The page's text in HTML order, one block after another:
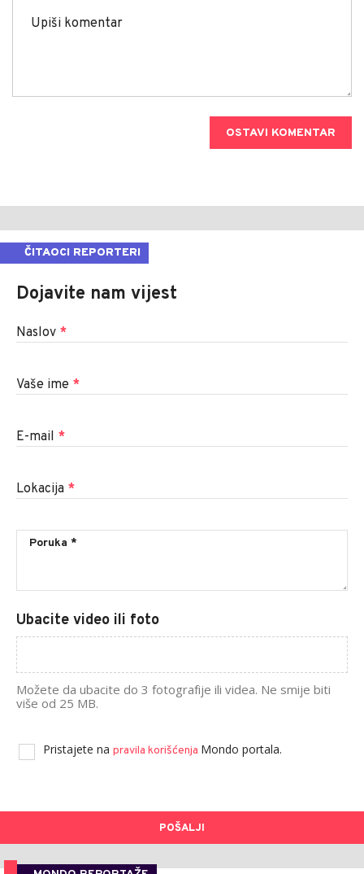
OSTAVI KOMENTAR
ČITAOCI REPORTERI
Dojavite nam vijest
Naslov *
Vaše ime *
E-mail *
Lokacija *
Ubacite video ili foto
Možete da ubacite do 3 fotografije ili videa. Ne smije biti
više od 25 MB.
Pristajete na pravila korišćenja Mondo portala.
POŠALJI